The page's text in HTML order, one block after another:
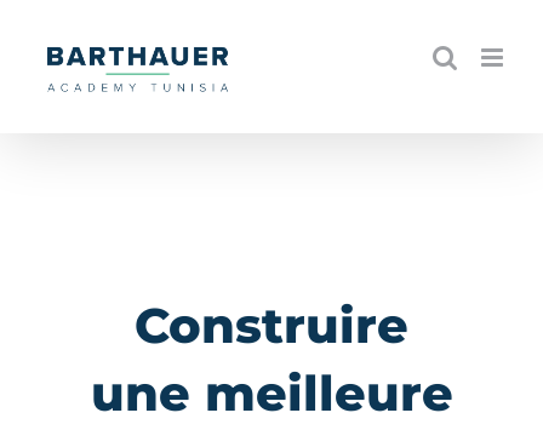
content
Construire
une meilleure